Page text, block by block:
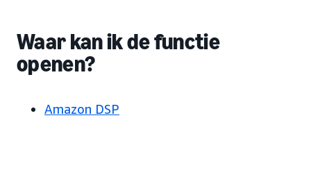
Waar kan ik de functie
openen?
Amazon DSP